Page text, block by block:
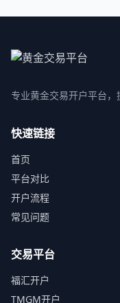
专业黄金交易开户平台
快速链接
首页
平台对比
开户流程
常见问题
交易平台
福汇开户
TMGM开户